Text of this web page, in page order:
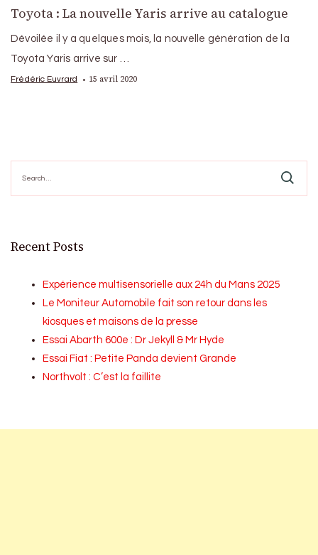
Toyota : La nouvelle Yaris arrive au catalogue
Dévoilée il y a quelques mois, la nouvelle génération de la
Toyota Yaris arrive sur …
Frédéric Euvrard 15 avril 2020
for:
Recent Posts
Expérience multisensorielle aux 24h du Mans 2025
Le Moniteur Automobile fait son retour dans les
kiosques et maisons de la presse
Essai Abarth 600e : Dr Jekyll & Mr Hyde
Essai Fiat : Petite Panda devient Grande
Northvolt : C’est la faillite